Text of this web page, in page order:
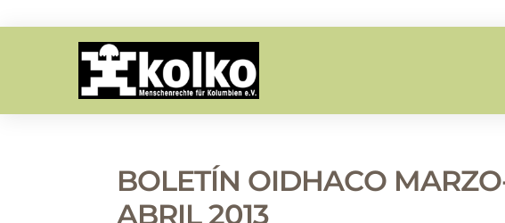
BOLETÍN OIDHACO
ABRIL 2013